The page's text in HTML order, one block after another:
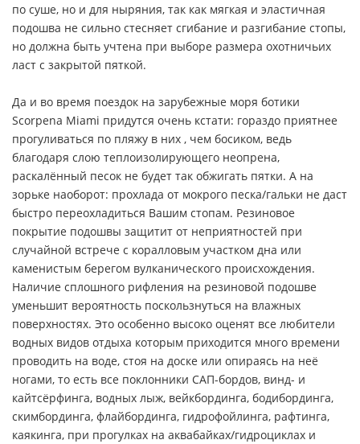
по суше, но и для ныряния, так как мягкая и эластичная
подошва не сильно стесняет сгибание и разгибание стопы,
но должна быть учтена при выборе размера охотничьих
ласт с закрытой пяткой.
Да и во время поездок на зарубежные моря ботики
Scorpena Miami придутся очень кстати: гораздо приятнее
прогуливаться по пляжу в них , чем босиком, ведь
благодаря слою теплоизолирующего неопрена,
раскалённый песок не будет так обжигать пятки. А на
зорьке наоборот: прохлада от мокрого песка/гальки не даст
быстро переохладиться Вашим стопам. Резиновое
покрытие подошвы защитит от неприятностей при
случайной встрече с коралловым участком дна или
каменистым берегом вулканического происхождения.
Наличие сплошного рифления на резиновой подошве
уменьшит вероятность поскользнуться на влажных
поверхностях. Это особенно высоко оценят все любители
водных видов отдыха которым приходится много времени
проводить на воде, стоя на доске или опираясь на неё
ногами, то есть все поклонники САП-бордов, винд- и
кайтсёрфинга, водных лыж, вейкбординга, бодибординга,
скимбординга, флайбординга, гидрофойлинга, рафтинга,
каякинга, при прогулках на аквабайках/гидроциклах и